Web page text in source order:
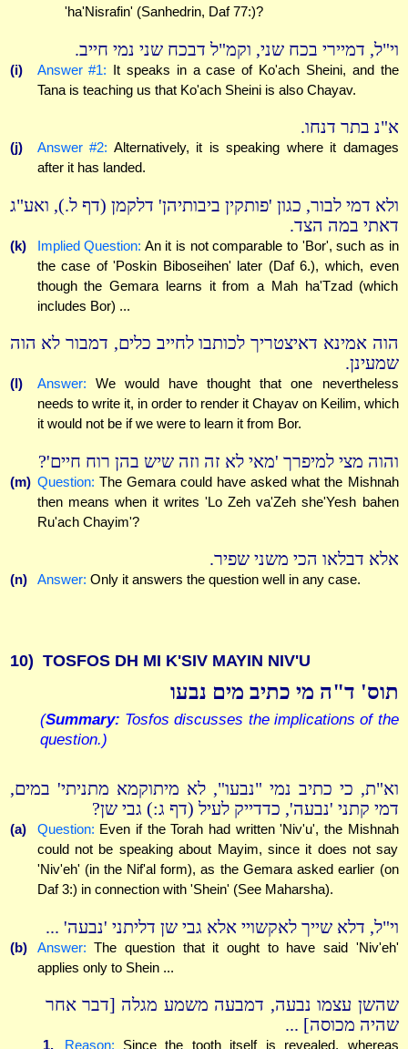
'ha'Nisrafin' (Sanhedrin, Daf 77:)?
וי"ל, דמיירי בכח שני, וקמ"ל דבכח שני נמי חייב.
(i) Answer #1: It speaks in a case of Ko'ach Sheini, and the
Tana is teaching us that Ko'ach Sheini is also Chayav.
א"נ בתר דנחו.
(j) Answer #2: Alternatively, it is speaking where it damages
after it has landed.
ולא דמי לבור, כגון 'פותקין ביבותיהן' דלקמן (דף ל.), ואע"ג
דאתי במה הצד.
(k) Implied Question: An it is not comparable to 'Bor', such as in
the case of 'Poskin Biboseihen' later (Daf 6.), which, even
though the Gemara learns it from a Mah ha'Tzad (which
includes Bor) ...
הוה אמינא דאיצטריך לכותבו לחייב כלים, דמבור לא הוה
שמעינן.
(l) Answer: We would have thought that one nevertheless
needs to write it, in order to render it Chayav on Keilim, which
it would not be if we were to learn it from Bor.
והוה מצי למיפרך 'מאי לא זה וזה שיש בהן רוח חיים'?
(m) Question: The Gemara could have asked what the Mishnah
then means when it writes 'Lo Zeh va'Zeh she'Yesh bahen
Ru'ach Chayim'?
אלא דבלאו הכי משני שפיר.
(n) Answer: Only it answers the question well in any case.
10) TOSFOS DH MI K'SIV MAYIN NIV'U
תוס' ד"ה מי כתיב מים נבעו
(Summary: Tosfos discusses the implications of the
question.)
וא"ת, כי כתיב נמי "נבעו", לא מיתוקמא מתניתי' במים,
דמי קתני 'נבעה', כדדייק לעיל (דף ג:) גבי שן?
(a) Question: Even if the Torah had written 'Niv'u', the Mishnah
could not be speaking about Mayim, since it does not say
'Niv'eh' (in the Nif'al form), as the Gemara asked earlier (on
Daf 3:) in connection with 'Shein' (See Maharsha).
וי"ל, דלא שייך לאקשויי אלא גבי שן דליתני 'נבעה' ...
(b) Answer: The question that it ought to have said 'Niv'eh'
applies only to Shein ...
שהשן עצמו נבעה, דמבעה משמע מגלה [דבר אחר
שהיה מכוסה] ...
1. Reason: Since the tooth itself is revealed, whereas